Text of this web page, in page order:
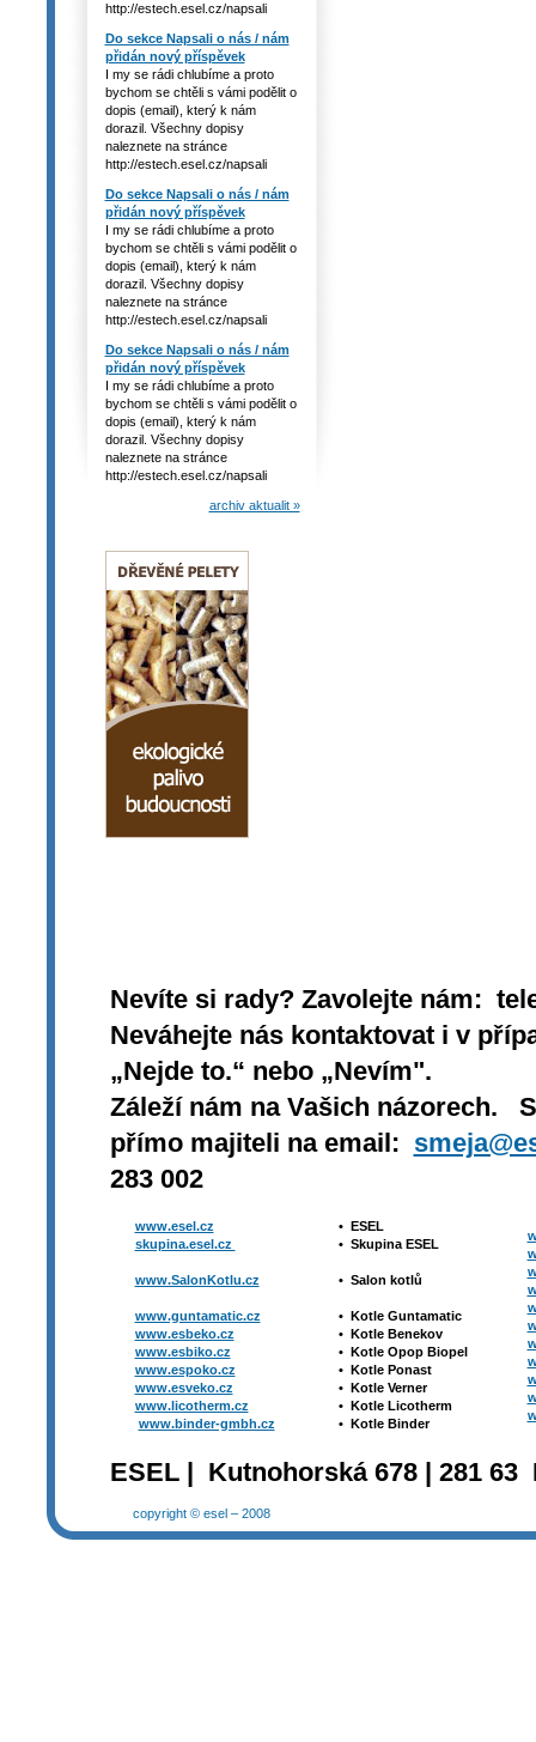
http://estech.esel.cz/napsali
Do sekce Napsali o nás / nám
přidán nový příspěvek
I my se rádi chlubíme a proto
bychom se chtěli s vámi podělit o
dopis (email), který k nám
dorazil. Všechny dopisy
naleznete na stránce
http://estech.esel.cz/napsali
Do sekce Napsali o nás / nám
přidán nový příspěvek
I my se rádi chlubíme a proto
bychom se chtěli s vámi podělit o
dopis (email), který k nám
dorazil. Všechny dopisy
naleznete na stránce
http://estech.esel.cz/napsali
Do sekce Napsali o nás / nám
přidán nový příspěvek
I my se rádi chlubíme a proto
bychom se chtěli s vámi podělit o
dopis (email), který k nám
dorazil. Všechny dopisy
naleznete na stránce
http://estech.esel.cz/napsali
archiv aktualit »
Nevíte si rady? Zavolejte nám:
Neváhejte nás kontaktovat i v
„Nejde to.“ nebo „Nevím".
Záleží nám na Vašich názorech.
přímo majiteli na email:
283 002
www.esel.cz
skupina.esel.cz
www.SalonKotlu.cz
www.guntamatic.cz
www.esbeko.cz
www.esbiko.cz
www.espoko.cz
www.esveko.cz
www.licotherm.cz
www.binder-gmbh.cz
• ESEL
• Skupina ESEL
• Salon kotlů
• Kotle Guntamatic
• Kotle Benekov
• Kotle Opop Biopel
• Kotle Ponast
• Kotle Verner
• Kotle Licotherm
• Kotle Binder
ESEL | Kutnohorská 678 | 281
copyright © esel – 2008